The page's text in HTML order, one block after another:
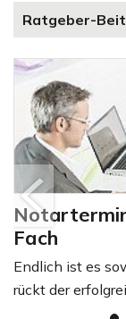
Ratgeber-
Fach
Endlich ist es
rückt der